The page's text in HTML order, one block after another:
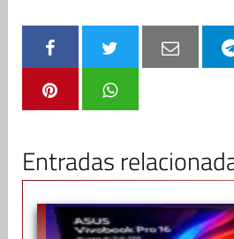
Entradas